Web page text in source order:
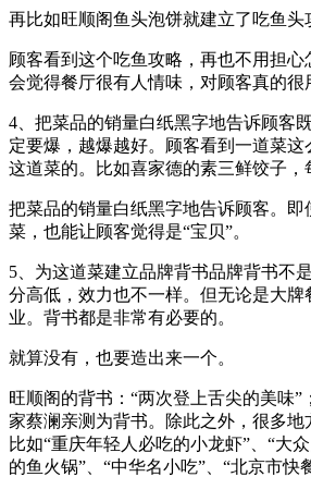
再比如旺顺阁鱼头泡饼就建立了吃鱼头
顾客看到这个吃鱼攻略，再也不用担
会觉得餐厅很有人情味，对顾客真的很
4、把菜品的销量白纸黑字地告诉顾客
定要爆，越爆越好。顾客看到一道菜
这道菜的。比如喜家德的素三鲜饺子，
把菜品的销量白纸黑字地告诉顾客。即
菜，也能让顾客觉得是“宝贝”。
5、为这道菜建立品牌背书品牌背书不
分高低，效力也不一样。但无论是大牌
业。背书都是非常有必要的。
就算没有，也要造出来一个。
旺顺阁的背书：“两次登上舌尖的美味”
家蔡澜亲测为背书。除此之外，很多地
比如“重庆年轻人必吃的小龙虾”、“大
的鱼火锅”、“中华名小吃”、“北京市快